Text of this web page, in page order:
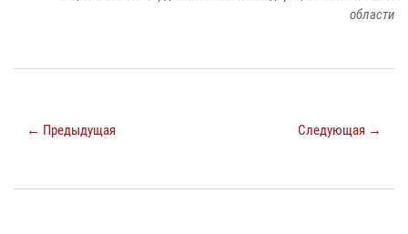
области
← Предыдущая Следующая →